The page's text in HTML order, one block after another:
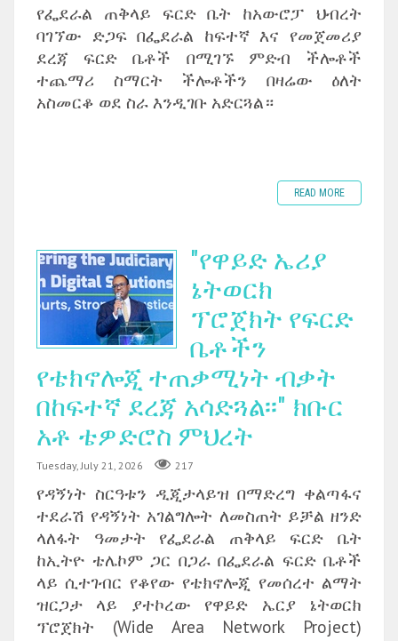
የፌደራል ጠቅላይ ፍርድ ቤት ከአውሮፓ ህብረት
ባገኘው ድጋፍ በፌደራል ከፍተኛ እና የመጀመሪያ
ደረጃ ፍርድ ቤቶች በሚገኙ ምድብ ችሎቶች
ተጨማሪ ስማርት ችሎቶችን በዛሬው ዕለት
አስመርቆ ወደ ስራ እንዲገቡ አድርጓል።
READ MORE
"የዋይድ ኤሪያ
ኔትወርክ
ፕሮጀክት የፍርድ
ቤቶችን
የቴክኖሎጂ ተጠቃሚነት ብቃት
በከፍተኛ ደረጃ አሳድጓል፡፡" ክቡር
አቶ ቴዎድሮስ ምህረት
Tuesday, July 21, 2026 217
የዳኝነት ስርዓቱን ዲጂታላይዝ በማድረግ ቀልጣፋና
ተደራሽ የዳኝነት አገልግሎት ለመስጠት ይቻል ዘንድ
ላለፋት ዓመታት የፌደራል ጠቅላይ ፍርድ ቤት
ከኢትዮ ቴሌኮም ጋር በጋራ በፌደራል ፍርድ ቤቶች
ላይ ሲተገብር የቆየው የቴክኖሎጂ የመሰረተ ልማት
ዝርጋታ ላይ ያተኮረው የዋይድ ኤርያ ኔትወርክ
ፕሮጀክት (Wide Area Network Project)